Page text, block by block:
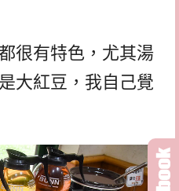
很有特色，尤其湯
大紅豆，我自己覺